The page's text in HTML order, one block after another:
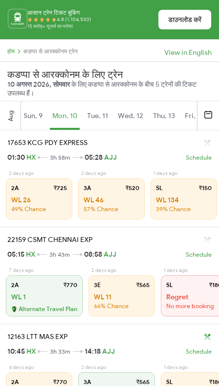
आसान ट्रेन टिकट बुकिंग
4.8 (1,104,530)
15 करोड़+ यूज़र्स का भरोसा
डाउनलोड करें
होम कडप्पा से आरक्कोनम ट्रेन View in English
कडप्पा से आरक्कोनम के लिए ट्रेन
10 अगस्त 2026, सोमवारके लिए कडप्पा से आरक्कोनम के बीच 5 ट्रेनों की टिकट
उपलब्ध हैं।
Aug Sun, 9 Mon, 10 Tue, 11 Wed, 12 Thu, 13 Fri, 14
17653 KCG PDY EXPRESS
01:30 HX 3h 58m 05:28AJJ Schedule
2 days ago
2A ₹725
WL 26
49% Chance
2 days ago
3A ₹520
WL 46
57% Chance
1 days ago
SL ₹150
WL 134
39% Chance
22159 CSMT CHENNAI EXP
05:15 HX 3h 43m 08:58AJJ Schedule
7 days ago
2A ₹770
WL 1
Alternate Travel Plan
2 days ago
3E ₹565
WL 11
66% Chance
1 days ago
SL
Regret
No more booking
12163 LTT MAS EXP
10:45 HX 3h 33m 14:18AJJ Schedule
4 days ago
2A ₹770
2 days ago
3A ₹565
1 days ago
SL